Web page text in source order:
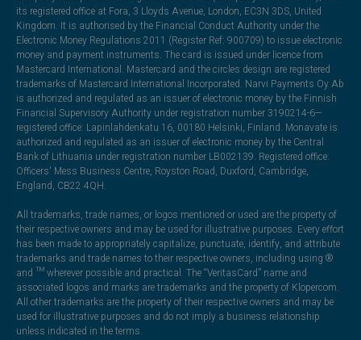
its registered office at Fora, 3 Lloyds Avenue, London, EC3N 3DS, United
Kingdom. It is authorised by the Financial Conduct Authority under the
Electronic Money Regulations 2011 (Register Ref: 900709) to issue electronic
money and payment instruments. The card is issued under licence from
Mastercard International. Mastercard and the circles design are registered
trademarks of Mastercard International Incorporated. Narvi Payments Oy Ab
is authorized and regulated as an issuer of electronic money by the Finnish
Financial Supervisory Authority under registration number 3190214-6—
registered office: Lapinlahdenkatu 16, 00180 Helsinki, Finland. Monavate is
authorized and regulated as an issuer of electronic money by the Central
Bank of Lithuania under registration number LB002139. Registered office:
Officers' Mess Business Centre, Royston Road, Duxford, Cambridge,
England, CB22 4QH.
All trademarks, trade names, or logos mentioned or used are the property of
their respective owners and may be used for illustrative purposes. Every effort
has been made to appropriately capitalize, punctuate, identify, and attribute
trademarks and trade names to their respective owners, including using ®
and ™ wherever possible and practical. The “VeritasCard” name and
associated logos and marks are trademarks and the property of Klopercom.
All other trademarks are the property of their respective owners and may be
used for illustrative purposes and do not imply a business relationship
unless indicated in the terms.